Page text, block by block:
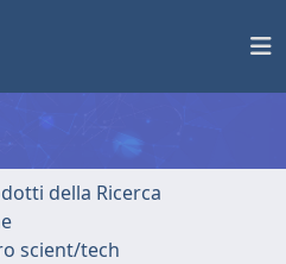
della Ricerca
scient/tech